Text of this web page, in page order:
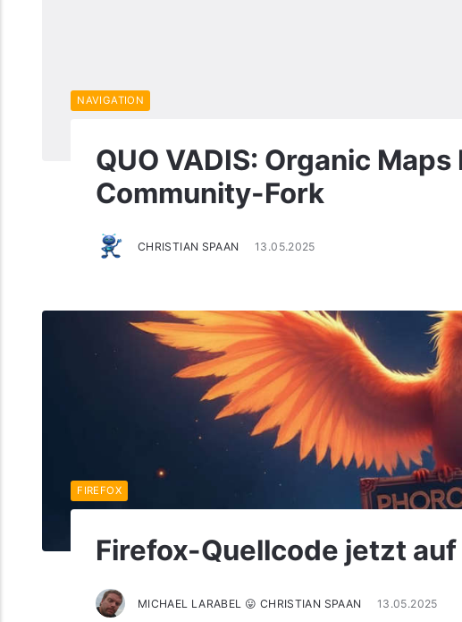
QUO VADIS: Organic
Community-Fork
CHRISTIAN SPAAN 13.05.2025
NAVIGATION
Firefox-Quellcode jetzt
MICHAEL LARABEL 😛 CHRISTIAN SPAAN 13.05.2025
FIREFOX